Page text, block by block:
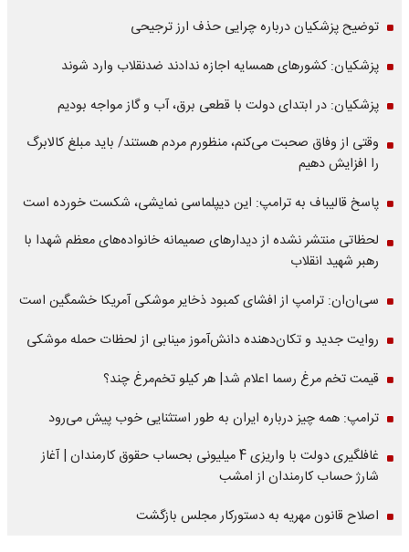
توضیح پزشکیان درباره چرایی حذف ارز ترجیحی
پزشکیان: کشورهای همسایه اجازه ندادند ضدنقلاب وارد شوند
پزشکیان: در ابتدای دولت با قطعی برق، آب و گاز مواجه بودیم
وقتی از وفاق صحبت می‌کنم، منظورم مردم هستند/ باید مبلغ کالابرگ
را افزایش دهیم
پاسخ قالیباف به ترامپ: این دیپلماسی نمایشی، شکست خورده است
لحظاتی منتشر نشده از دیدارهای صمیمانه خانواده‌های معظم شهدا با
رهبر شهید انقلاب
سی‌ان‌ان: ترامپ از افشای کمبود ذخایر موشکی آمریکا خشمگین است
روایت جدید و تکان‌دهنده دانش‌آموز مینابی از لحظات حمله موشکی
قیمت تخم مرغ رسما اعلام شد| هر کیلو تخم‌مرغ چند؟
ترامپ: همه چیز درباره ایران به طور استثنایی خوب پیش می‌رود
غافلگیری دولت با واریزی 4 میلیونی بحساب حقوق کارمندان | آغاز
شارژ حساب کارمندان از امشب
اصلاح قانون مهریه به دستورکار مجلس بازگشت